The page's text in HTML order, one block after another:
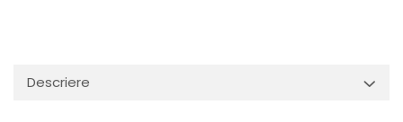
Descriere